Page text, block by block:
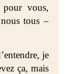
vous,
tous –
je
ça, mais